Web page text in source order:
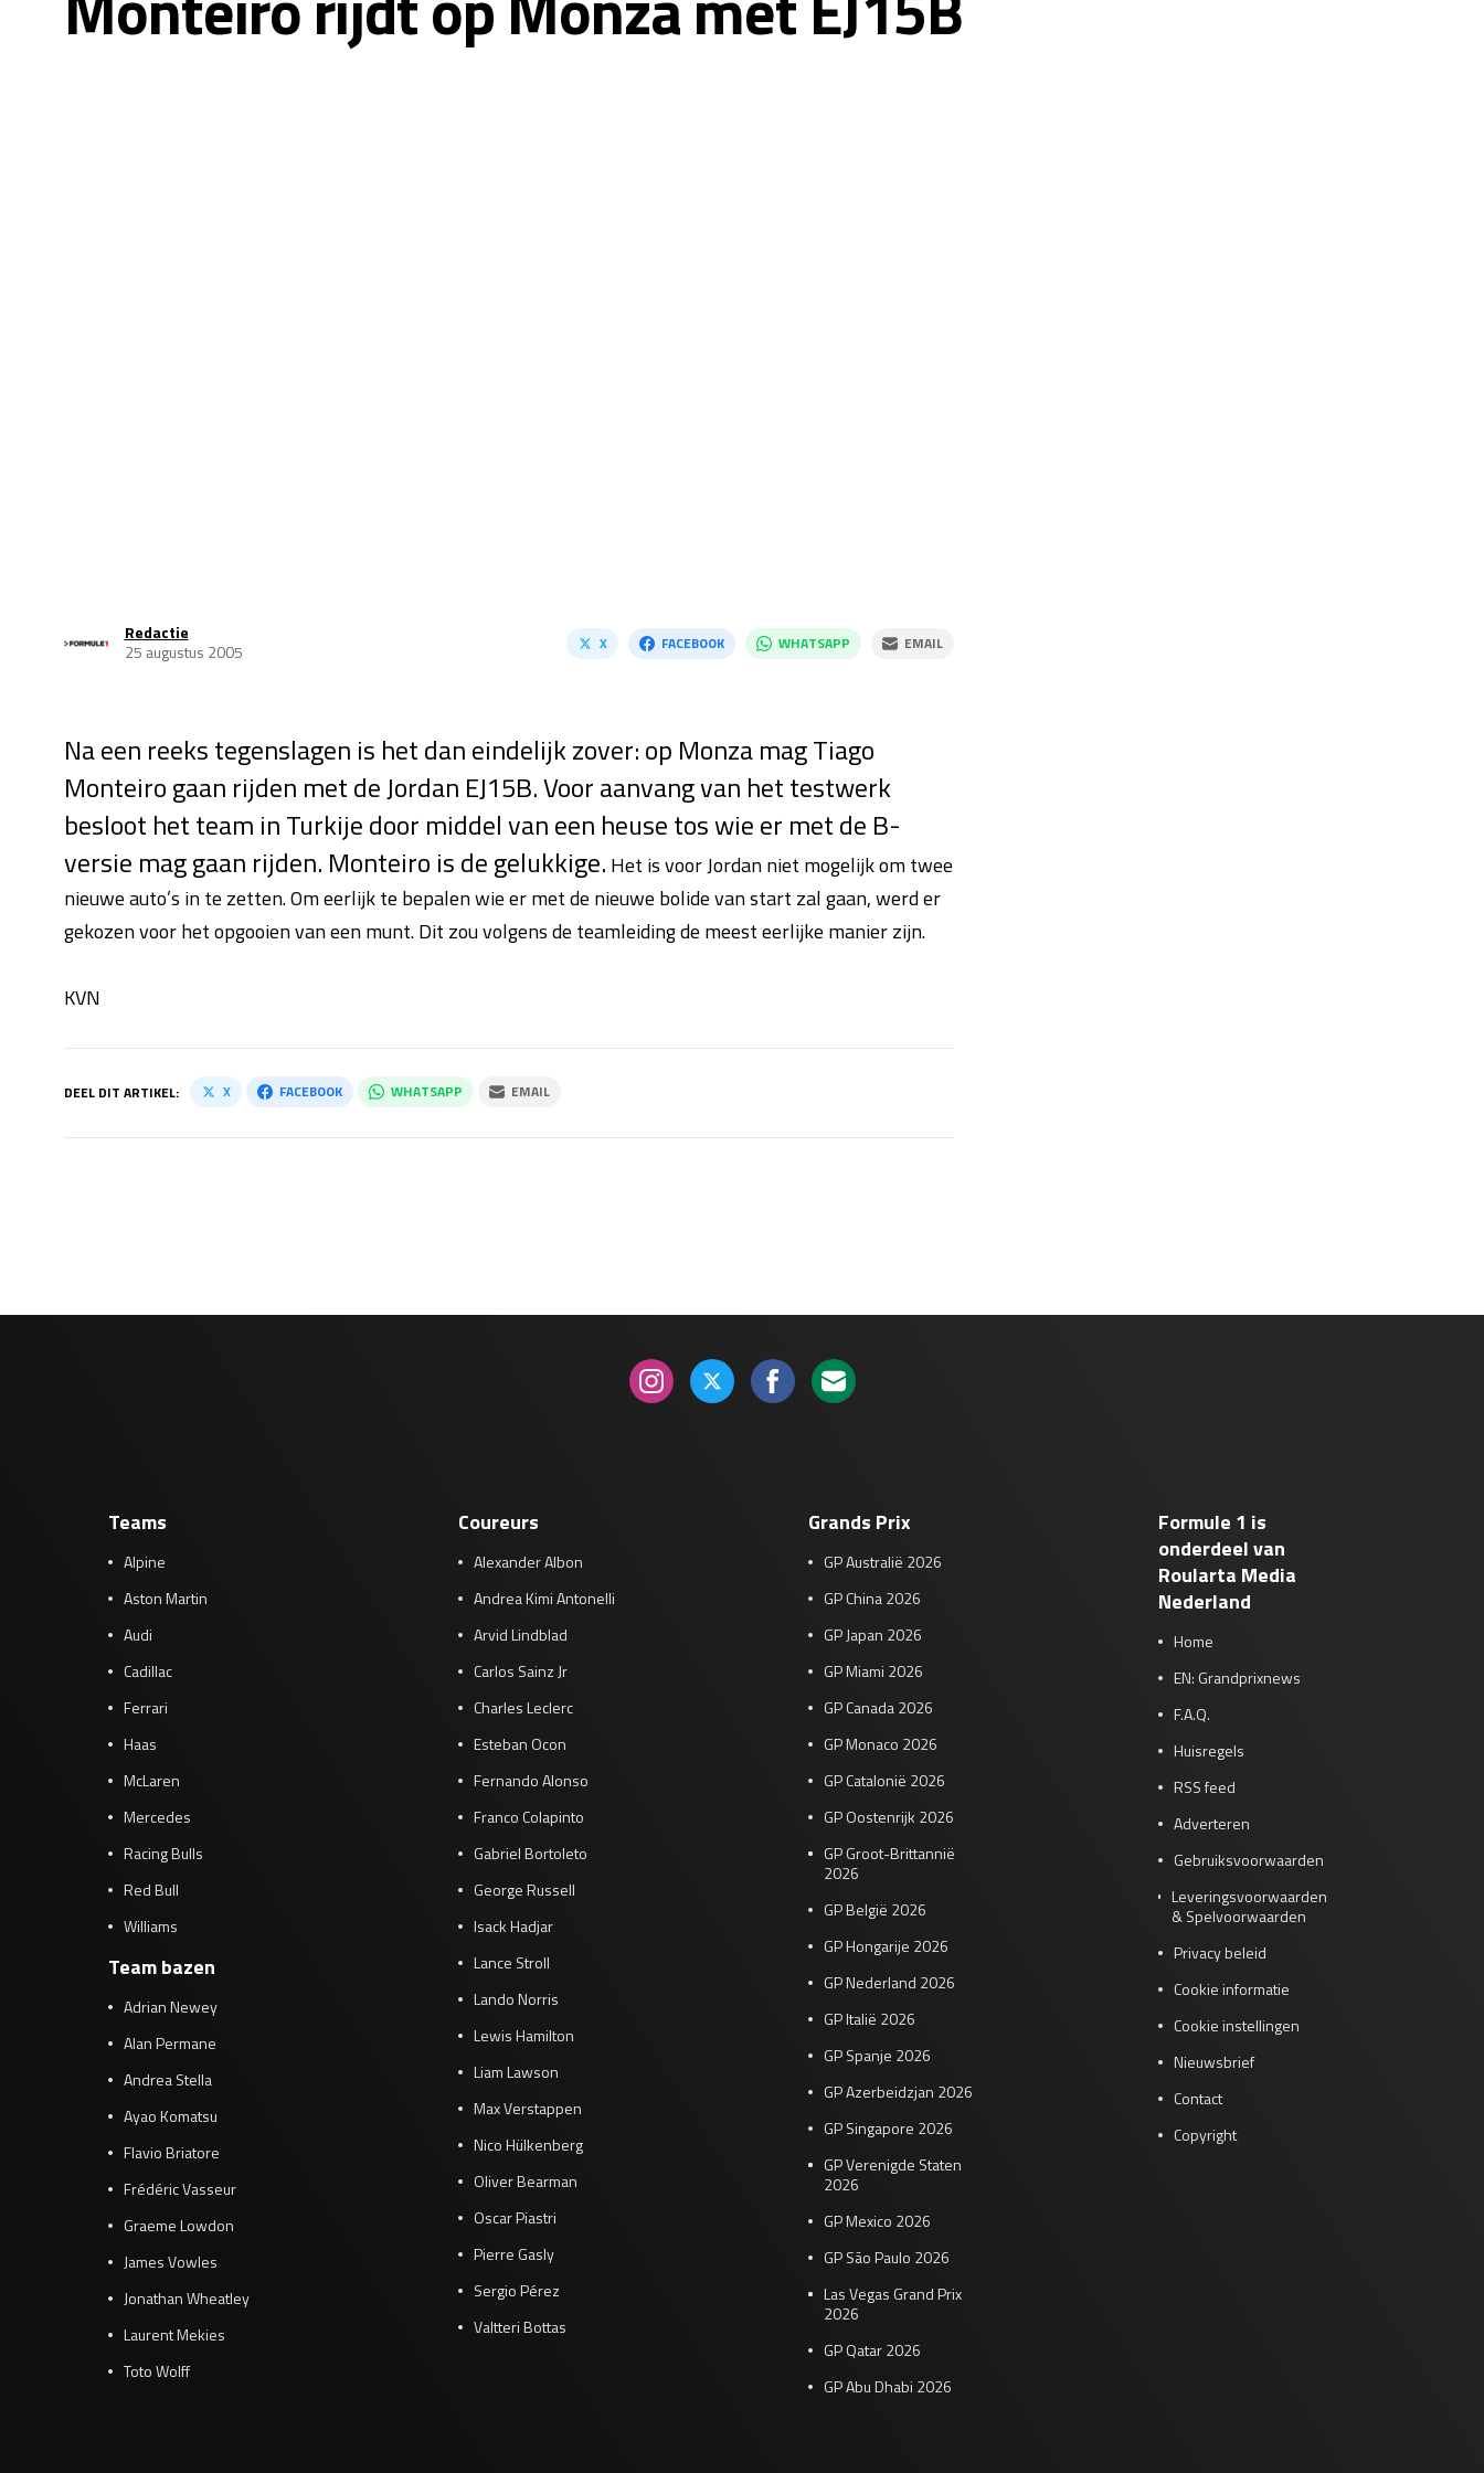
Redactie
25 augustus 2005
X FACEBOOK WHATSAPP EMAIL
Na een reeks tegenslagen is het dan eindelijk zover: op Monza mag Tiago
Monteiro gaan rijden met de Jordan EJ15B. Voor aanvang van het testwerk
besloot het team in Turkije door middel van een heuse tos wie er met de B-
versie mag gaan rijden. Monteiro is de gelukkige. Het is voor Jordan niet mogelijk om twee
nieuwe auto’s in te zetten. Om eerlijk te bepalen wie er met de nieuwe bolide van start zal gaan, werd er
gekozen voor het opgooien van een munt. Dit zou volgens de teamleiding de meest eerlijke manier zijn.
KVN
DEEL DIT ARTIKEL: X FACEBOOK WHATSAPP EMAIL
Teams
Alpine
Aston Martin
Audi
Cadillac
Ferrari
Haas
McLaren
Mercedes
Racing Bulls
Red Bull
Williams
Team bazen
Adrian Newey
Alan Permane
Andrea Stella
Ayao Komatsu
Flavio Briatore
Frédéric Vasseur
Graeme Lowdon
James Vowles
Jonathan Wheatley
Laurent Mekies
Toto Wolff
Coureurs
Alexander Albon
Andrea Kimi Antonelli
Arvid Lindblad
Carlos Sainz Jr
Charles Leclerc
Esteban Ocon
Fernando Alonso
Franco Colapinto
Gabriel Bortoleto
George Russell
Isack Hadjar
Lance Stroll
Lando Norris
Lewis Hamilton
Liam Lawson
Max Verstappen
Nico Hülkenberg
Oliver Bearman
Oscar Piastri
Pierre Gasly
Sergio Pérez
Valtteri Bottas
Grands Prix
GP Australië 2026
GP China 2026
GP Japan 2026
GP Miami 2026
GP Canada 2026
GP Monaco 2026
GP Catalonië 2026
GP Oostenrijk 2026
GP Groot-Brittannië
2026
GP België 2026
GP Hongarije 2026
GP Nederland 2026
GP Italië 2026
GP Spanje 2026
GP Azerbeidzjan 2026
GP Singapore 2026
GP Verenigde Staten
2026
GP Mexico 2026
GP São Paulo 2026
Las Vegas Grand Prix
2026
GP Qatar 2026
GP Abu Dhabi 2026
Formule 1 is
onderdeel van
Roularta Media
Nederland
Home
EN: Grandprixnews
F.A.Q.
Huisregels
RSS feed
Adverteren
Gebruiksvoorwaarden
Leveringsvoorwaarden
& Spelvoorwaarden
Privacy beleid
Cookie informatie
Cookie instellingen
Nieuwsbrief
Contact
Copyright